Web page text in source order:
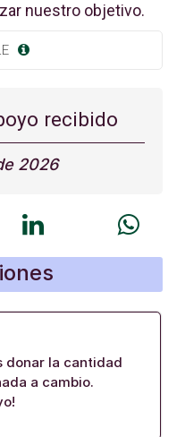
nuestro objetivo.
recibido
2026
donar la cantidad
a cambio.